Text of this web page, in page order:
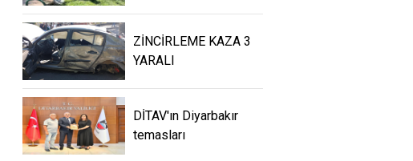
ZİNCİRLEME KAZA 3
YARALI
DİTAV'ın Diyarbakır
temasları